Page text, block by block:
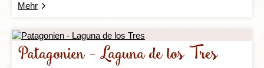
Mehr
Patagonien - Laguna de los Tres